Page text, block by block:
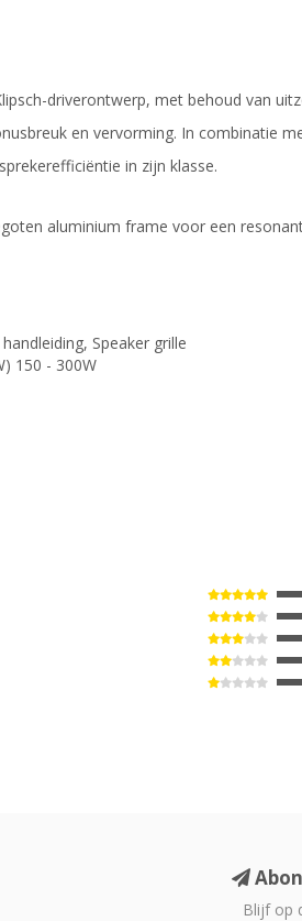
driverontwerp, met behoud van
en vervorming. In combinatie
in zijn klasse.
aluminium frame voor een
Speaker grille
150 - 300W
Blijf op